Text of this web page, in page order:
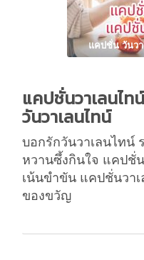
แคปชั่น วันว
แคปชั่นวาเลนไ
วันวาเลนไทน์
บอกรักวันวาเลนไทน์
หวานซึ้งกินใจ แคปชั่
เน้นขำขัน แคปชั่นวา
ของขวัญ